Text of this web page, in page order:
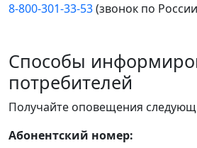
8-800-301-33-53(звонок по
Способы
потребителей
Получайте оповещения
Абонентский номер: